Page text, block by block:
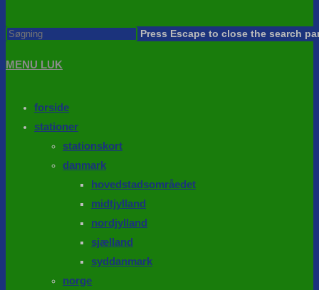
Press Escape to close the search
MENU LUK
forside
stationer
stationskort
danmark
hovedstadsområedet
midtjylland
nordjylland
sjælland
syddanmark
norge